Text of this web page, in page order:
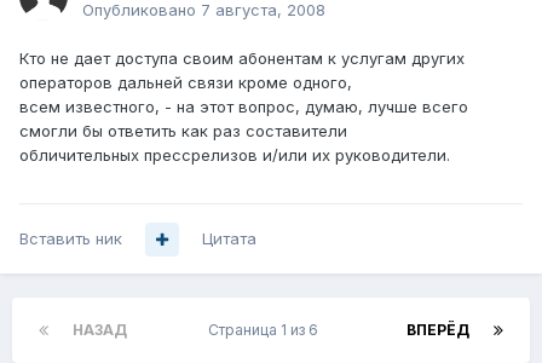
Опубликовано 7 августа, 2008
Кто не дает доступа своим абонентам к услугам других
операторов дальней связи кроме одного,
всем известного, - на этот вопрос, думаю, лучше всего
смогли бы ответить как раз составители
обличительных прессрелизов и/или их руководители.
Вставить ник Цитата
НАЗАД ВПЕРЁД
Страница 1 из 6